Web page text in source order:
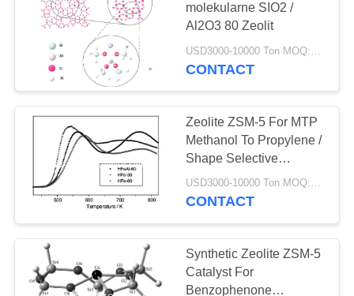
PRIVACY
POLICY
Zeolit ​​TS-1
10
molekularne SIO2 /
Al2O3 80 Zeolit
USD3000-10000 Ton MOQ:1 KG
CONTACT
Zeolite ZSM-5 For MTP
Methanol To Propylene /
Shape Selective
Catalysis
USD3000-10000 Ton MOQ:1 KG
CONTACT
Synthetic Zeolite ZSM-5
Catalyst For
Benzophenone